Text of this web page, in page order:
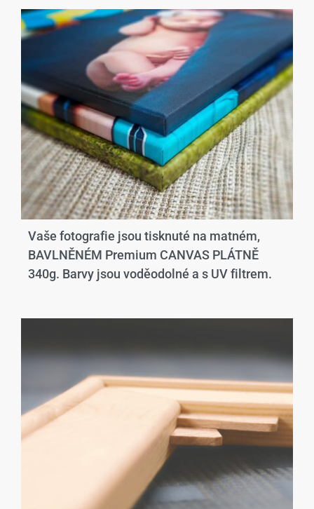
Vaše fotografie jsou tisknuté na matném,
BAVLNĚNÉM Premium CANVAS PLÁTNĚ
340g. Barvy jsou voděodolné a s UV filtrem.